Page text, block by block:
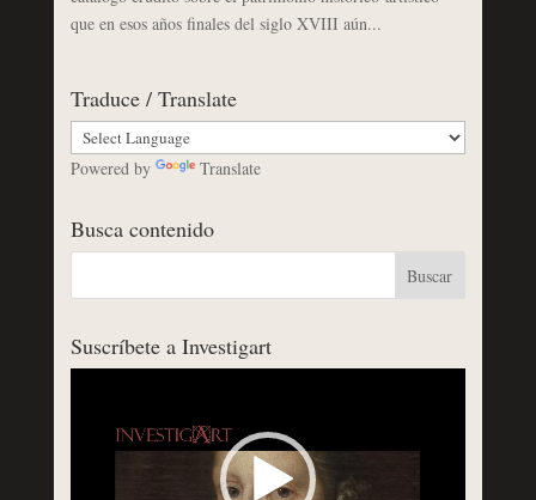
que en esos años finales del siglo XVIII aún...
Traduce / Translate
Powered by Translate
Busca contenido
Suscríbete a Investigart